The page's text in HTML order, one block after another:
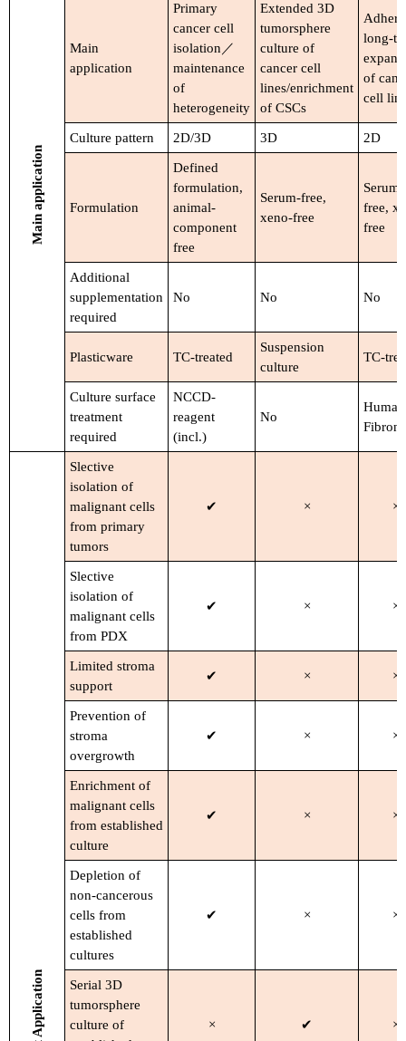
Main application
Main
application
Primary
cancer cell
isolation／
maintenance
of
heterogeneity
Extended 3D
tumorsphere
culture of
cancer cell
lines/enrichment
of CSCs
long-
of
cell
Culture pattern 2D/3D 3D 2D
Formulation
Defined
formulation,
animal-
component
free
Serum-free,
xeno-free
Serum-
free,
free
Additional
supplementation
required
No No No
Plasticware TC-treated
Suspension
culture
TC-
Culture surface
treatment
required
NCCD-
reagent
(incl.)
No
Human
Slective
isolation of
malignant cells
from primary
tumors
✔ × ×
Slective
isolation of
malignant cells
from PDX
✔ × ×
Limited stroma
support
✔ × ×
Prevention of
stroma
overgrowth
✔ × ×
Enrichment of
malignant cells
from established
culture
✔ × ×
Depletion of
non-cancerous
cells from
established
cultures
✔ × ×
Serial 3D
tumorsphere
culture of
× ✔ ×